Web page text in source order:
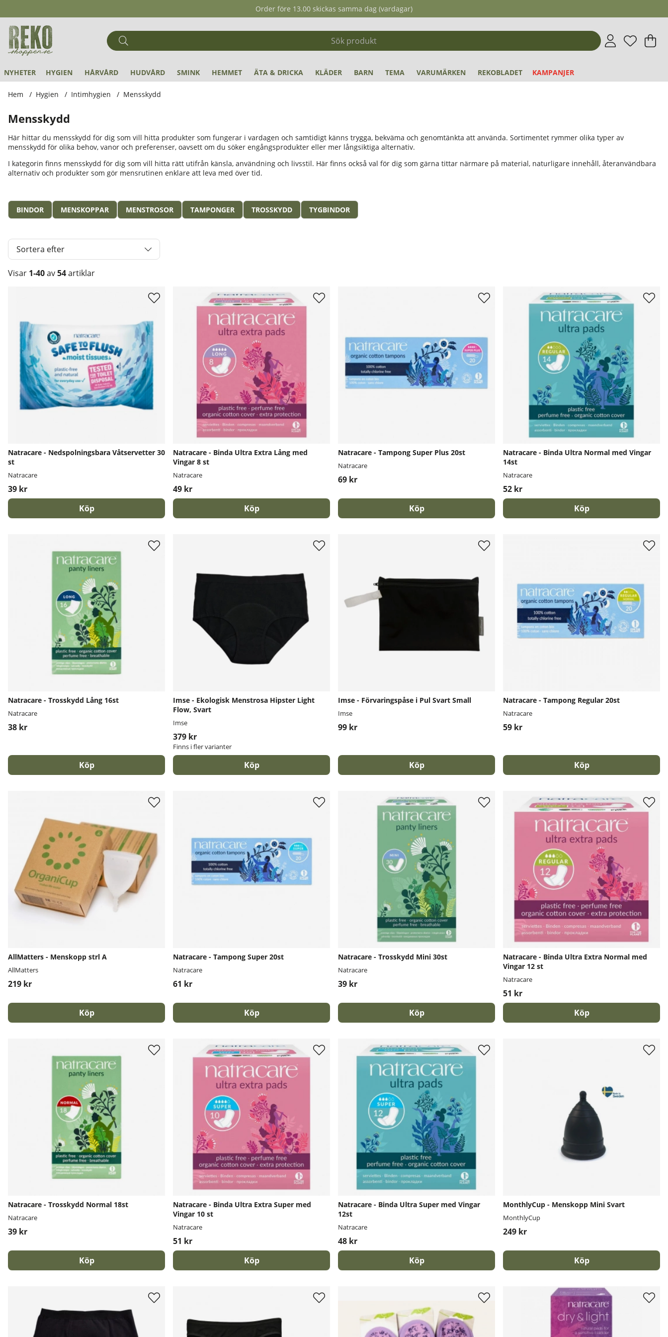
Order före 13.00 skickas samma dag (vardagar)
Antal i
. .
NYHETER HYGIEN HÅRVÅRD HUDVÅRD SMINK HEMMET ÄTA & DRICKA KLÄDER BARN TEMA VARUMÄRKEN REKOBLADET KAMPANJER
Hem Hygien Intimhygien Mensskydd
Mensskydd
Här hittar du mensskydd för dig som vill hitta produkter som fungerar i vardagen och samtidigt känns trygga, bekväma och genomtänkta att använda. Sortimentet rymmer olika typer av
mensskydd för olika behov, vanor och preferenser, oavsett om du söker engångsprodukter eller mer långsiktiga alternativ.
I kategorin finns mensskydd för dig som vill hitta rätt utifrån känsla, användning och livsstil. Här finns också val för dig som gärna tittar närmare på material, naturligare innehåll, återanvändbara
alternativ och produkter som gör mensrutinen enklare att leva med över tid.
BINDOR MENSKOPPAR MENSTROSOR TAMPONGER TROSSKYDD TYGBINDOR
Sortera efter
Visar 1-40av54artiklar
Natracare - Nedspolningsbara Våtservetter 30
st
Natracare
39 kr
Köp
Natracare - Binda Ultra Extra Lång med
Vingar 8 st
Natracare
49 kr
Köp
Natracare - Tampong Super Plus 20st
Natracare
69 kr
Köp
Natracare - Binda Ultra Normal med Vingar
14st
Natracare
52 kr
Köp
Natracare - Trosskydd Lång 16st
Natracare
38 kr
Köp
Imse - Ekologisk Menstrosa Hipster Light
Flow, Svart
Imse
379 kr
Finns i fler varianter
Köp
Imse - Förvaringspåse i Pul Svart Small
Imse
99 kr
Köp
Natracare - Tampong Regular 20st
Natracare
59 kr
Köp
AllMatters - Menskopp strl A
AllMatters
219 kr
Köp
Natracare - Tampong Super 20st
Natracare
61 kr
Köp
Natracare - Trosskydd Mini 30st
Natracare
39 kr
Köp
Natracare - Binda Ultra Extra Normal med
Vingar 12 st
Natracare
51 kr
Köp
Natracare - Trosskydd Normal 18st
Natracare
39 kr
Köp
Natracare - Binda Ultra Extra Super med
Vingar 10 st
Natracare
51 kr
Köp
Natracare - Binda Ultra Super med Vingar
12st
Natracare
48 kr
Köp
MonthlyCup - Menskopp Mini Svart
MonthlyCup
249 kr
Köp